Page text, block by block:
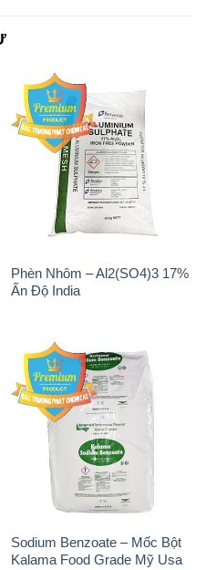
Phèn Nhôm – Al2(SO4)3 17%
Ấn Độ India
Sodium Benzoate – Mốc Bột
Kalama Food Grade Mỹ Usa